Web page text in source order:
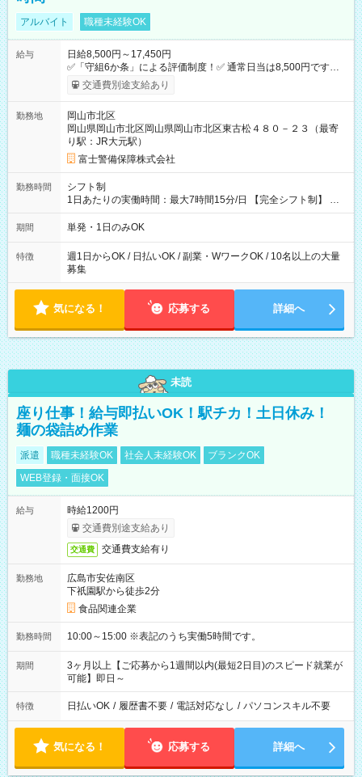
アルバイト 職種未経験OK
給与
日給8,500円～17,450円
✅「守組6か条」による評価制度！✅ 通常日当は8,500円ですが
上記評価制度により「S級隊員」と認定されれば10,000円の日当
を支給します。 (1)上記勤務者が交通2級資格者の場合10,000円
14,375円 (3)上記現場が日祝深夜の場合 17,250円 (4)上記勤務
者が現場までの運転者の場合17,250+200円＝17,450円 -----------
------------------------------- *最高日当額 17,450円* ---------------------
--------------------- より上位の資格取得やリーダー手当を取得する
と ”さらに”加算されます！ ※日当支給時振込手数料等は一切あ
交通費別途支給あり
勤務地
岡山市北区
岡山県岡山市北区岡山県岡山市北区東古松４８０－２３（最寄
り駅：JR大元駅）
富士警備保障株式会社
勤務時間
シフト制
1日あたりの実働時間：最大7時間15分/日 【完全シフト制】 例
(1) 8：00~17:00（休憩１h） 例(2) 13:00~16:00（早上がりでも
全額支給！） 例(3) 21:00~5:00（夜勤なら日当1.25倍！！）
期間 単発・1日のみOK
特徴
週1日からOK / 日払いOK / 副業・WワークOK / 10名以上の大量
募集
気になる！ 応募する 詳細へ
未読
座り仕事！給与即払いOK！駅チカ！土日休み！
麺の袋詰め作業
派遣 職種未経験OK 社会人未経験OK
ブランクOK
WEB登録・面接OK
給与
時給1200円
交通費別途支給あり
交通費 交通費支給有り
勤務地
広島市安佐南区
下祇園駅から徒歩2分
食品関連企業
勤務時間 10:00～15:00 ※表記のうち実働5時間です。
期間
3ヶ月以上【ご応募から1週間以内(最短2日目)のスピード就業が
可能】即日～
特徴 日払いOK / 履歴書不要 / 電話対応なし / パソコンスキル不要
気になる！ 応募する 詳細へ